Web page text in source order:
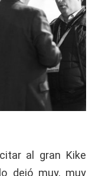
al gran Kike
dejó muy, muy